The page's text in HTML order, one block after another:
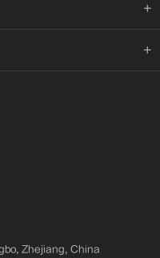


Zhejiang, China